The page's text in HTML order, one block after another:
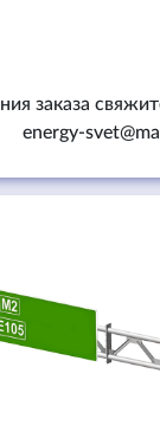
заказа
energy-